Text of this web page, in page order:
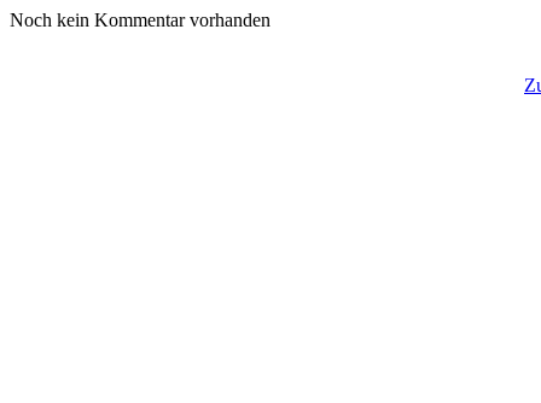
Noch kein Kommentar vorhanden